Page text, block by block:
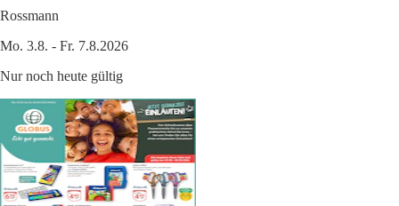
Rossmann
Mo. 3.8. - Fr. 7.8.2026
Nur noch heute gültig